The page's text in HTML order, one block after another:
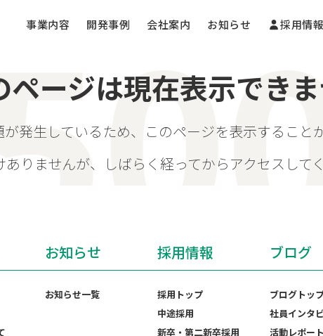
事業内容 開発事例 会社案内 お知らせ 採用情報
ページは現在表示でき
発生しているため、このページを表示すること
ありませんが、しばらく経ってからアクセスして
お知らせ
お知らせ一覧
採用情報
採用トップ
中途採用
新卒・第二新卒採用
ブログ
ブログトッ
社員インタ
活動レポート